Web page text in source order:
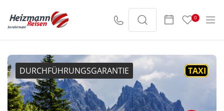
0
DURCHFÜHRUNGSGARANTIE TAXI